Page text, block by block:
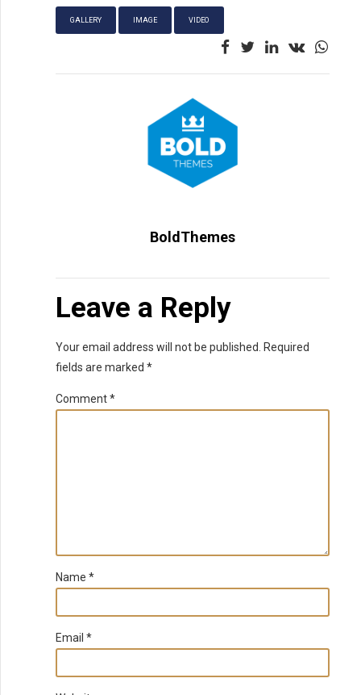
GALLERY IMAGE VIDEO
BoldThemes
Leave a Reply
Your email address will not be published. Required
fields are marked *
Comment*
Name *
Email *